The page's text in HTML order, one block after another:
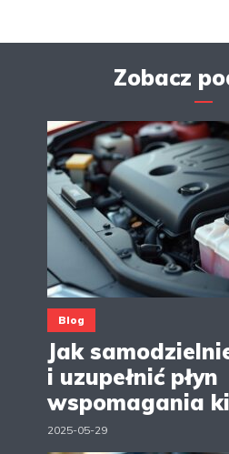
Zobacz
Blog
Jak
i uzupełnić płyn
wspomagania
2025-05-29